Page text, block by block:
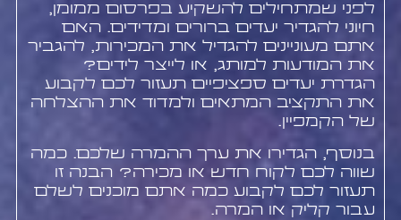
לפני שמתחילים להשקיע בפרסום ממומן,
חיוני להגדיר יעדים ברורים ומדידים. האם
אתם מעוניינים להגדיל את המכירות, להגביר
את המודעות למותג, או לייצר לידים?
הגדרת יעדים ספציפיים תעזור לכם לקבוע
את התקציב המתאים ולמדוד את ההצלחה
של הקמפיין.
בנוסף, הגדירו את ערך ההמרה שלכם. כמה
שווה לכם לקוח חדש או מכירה? הבנה זו
תעזור לכם לקבוע כמה אתם מוכנים לשלם
עבור קליק או המרה.